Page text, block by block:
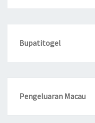
Bupatitogel
Pengeluaran Macau